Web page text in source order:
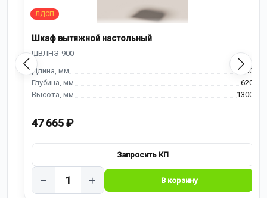
Шкаф вытяжной настольный
900
620
1300
47 665 ₽
− +